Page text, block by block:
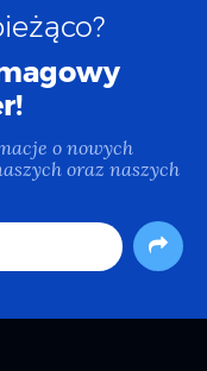
o nowych
oraz naszych